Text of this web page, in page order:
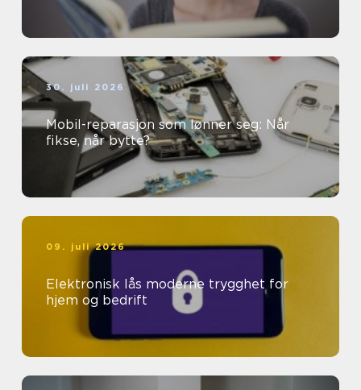
30. juli 2026
Mobil-reparasjon som lønner seg: Når
fikse, når bytte?
09. juli 2026
Elektronisk lås moderne trygghet for
hjem og bedrift